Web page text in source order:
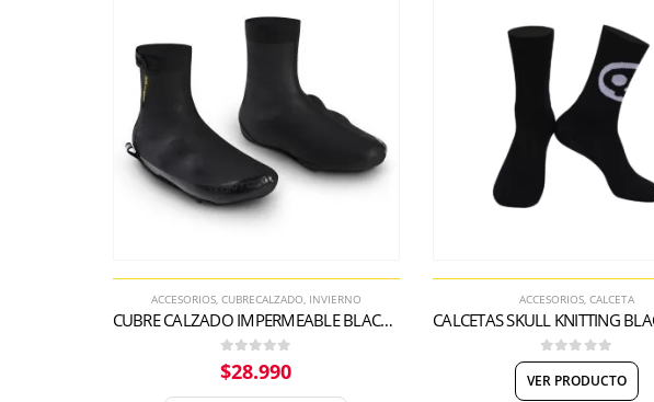
ACCESORIOS, CUBRECALZADO, INVIERNO
CUBRE CALZADO IMPERMEABLE BLACKPANTHER
0out of 5
$28.990
ACCESORIOS, CALCETA
0out of 5
VER PRODUCTO